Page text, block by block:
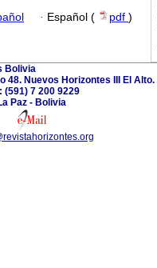
· Español ( pdf )
Bolivia
48. Nuevos Horizontes III El Alto.
(591) 7 200 9229
Paz - Bolivia